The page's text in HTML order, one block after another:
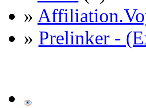
»
» Prelinker -